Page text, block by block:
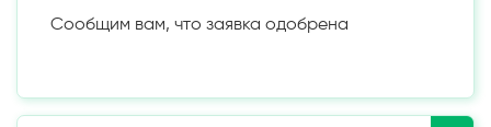
Сообщим вам, что заявка одобрена